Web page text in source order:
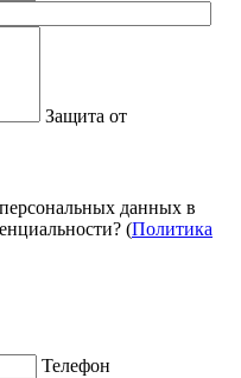
Защита от
данных в
(Политика
Телефон